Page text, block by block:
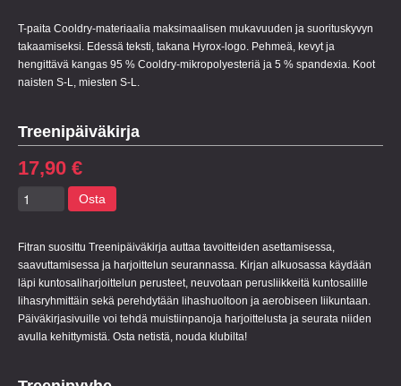
T-paita Cooldry-materiaalia maksimaalisen mukavuuden ja suorituskyvyn
takaamiseksi. Edessä teksti, takana Hyrox-logo. Pehmeä, kevyt ja
hengittävä kangas 95 % Cooldry-mikropolyesteriä ja 5 % spandexia. Koot
naisten S-L, miesten S-L.
Treenipäiväkirja
Fitran suosittu Treenipäiväkirja auttaa tavoitteiden asettamisessa,
saavuttamisessa ja harjoittelun seurannassa. Kirjan alkuosassa käydään
läpi kuntosaliharjoittelun perusteet, neuvotaan perusliikkeitä kuntosalille
lihasryhmittäin sekä perehdytään lihashuoltoon ja aerobiseen liikuntaan.
Päiväkirjasivuille voi tehdä muistiinpanoja harjoittelusta ja seurata niiden
avulla kehittymistä. Osta netistä, nouda klubilta!
17,90 €
Osta